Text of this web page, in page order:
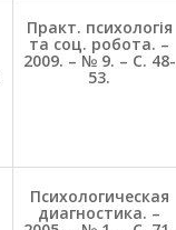
Практ. психологія
та соц. робота. –
2009. – № 9. – С. 48-
53.
Психологическая
диагностика. –